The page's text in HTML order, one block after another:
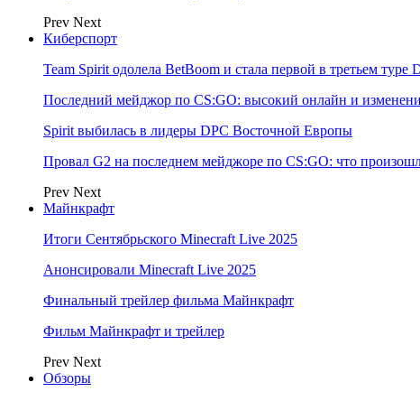
Prev Next
Киберспорт
Team Spirit одолела BetBoom и стала первой в третьем
Последний мейджор по CS:GO: высокий онлайн и
Spirit выбилась в лидеры DPC Восточной Европы
Провал G2 на последнем мейджоре по CS:GO: что
Prev Next
Майнкрафт
Итоги Сентябрьского Minecraft Live 2025
Анонсировали Minecraft Live 2025
Финальный трейлер фильма Майнкрафт
Фильм Майнкрафт и трейлер
Prev Next
Обзоры